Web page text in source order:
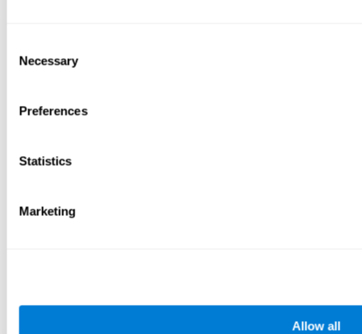
Selection
Necessary
Preferences
Statistics
Marketing
Allow all